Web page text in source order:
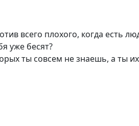
всего плохого, когда есть
уже бесят?
ты совсем не знаешь, а ты их